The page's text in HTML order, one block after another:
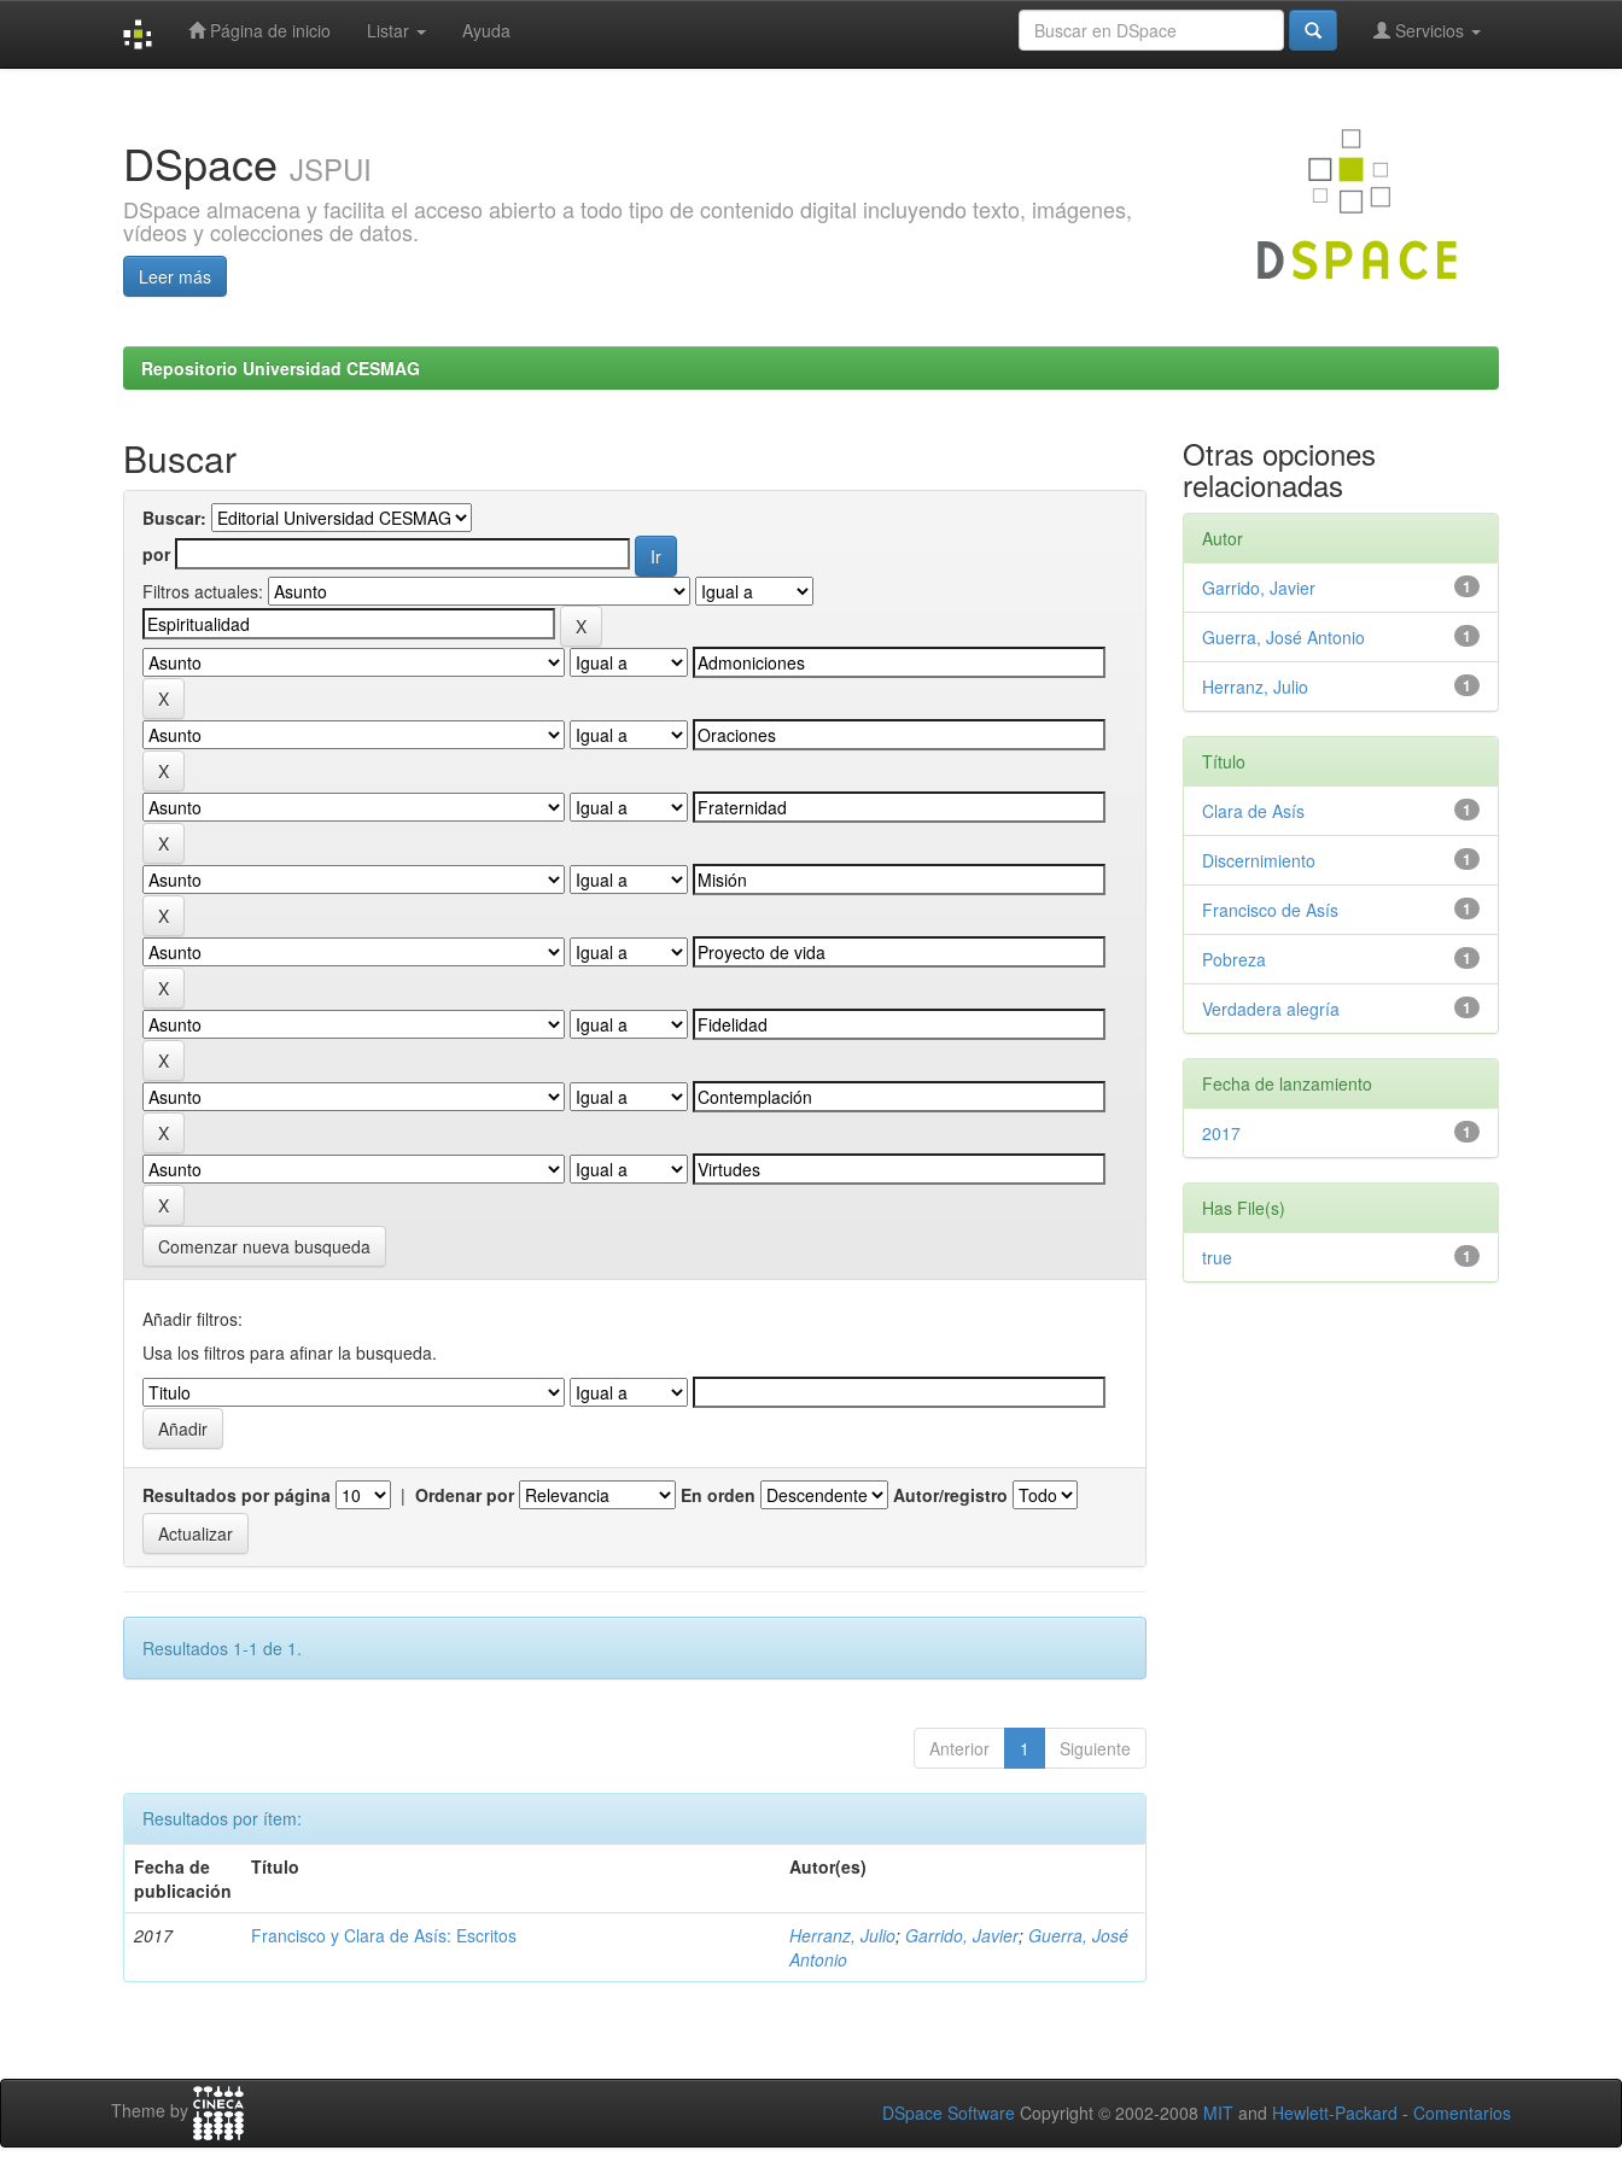
Página de inicio Listar Ayuda Servicios
DSpace JSPUI
DSpace almacena y facilita el acceso abierto a todo tipo de contenido digital incluyendo texto, imágenes,
vídeos y colecciones de datos.
Leer más
Repositorio Universidad CESMAG
Buscar
Buscar:
por
Filtros actuales:
Comenzar nueva busqueda
Añadir filtros:
Usa los filtros para afinar la busqueda.
Resultados por página | Ordenar por En orden Autor/registro
Resultados 1-1 de 1.
Anterior 1 Siguiente
Resultados por ítem:
Fecha de
publicación
Título Autor(es)
2017 Francisco y Clara de Asís: Escritos Herranz, Julio; Garrido, Javier; Guerra, José
Antonio
Otras opciones
relacionadas
Autor
1
Garrido, Javier
1
Guerra, José Antonio
1
Herranz, Julio
Título
1
Clara de Asís
1
Discernimiento
1
Francisco de Asís
1
Pobreza
1
Verdadera alegría
Fecha de lanzamiento
1
2017
Has File(s)
1
true
Theme by DSpace Software Copyright © 2002-2008 MIT and Hewlett-Packard - Comentarios